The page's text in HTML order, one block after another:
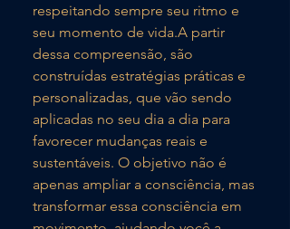
respeitando sempre seu ritmo e
seu momento de vida.A partir
dessa compreensão, são
construídas estratégias práticas e
personalizadas, que vão sendo
aplicadas no seu dia a dia para
favorecer mudanças reais e
sustentáveis. O objetivo não é
apenas ampliar a consciência, mas
transformar essa consciência em